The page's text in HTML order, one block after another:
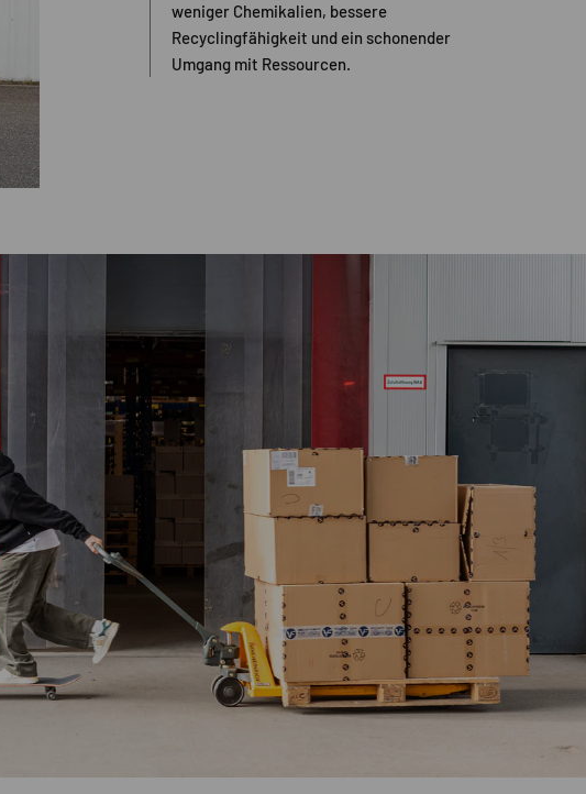
weniger Chemikalien, bessere
Recyclingfähigkeit und ein schonender
Umgang mit Ressourcen.